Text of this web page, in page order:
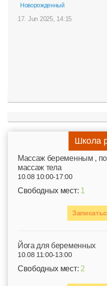
Новорожденный
17. Jun 2025, 14:15
Школа
Mассаж беременным ,
массаж тела
10.08 10:00-17:00
Свободных мест: 1
Йога для беременных
10.08 11:00-13:00
Свободных мест: 2